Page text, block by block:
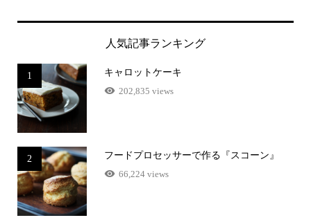
人気記事ランキング
1
キャロットケーキ
202,835 views
2
フードプロセッサーで作る『スコーン』
66,224 views